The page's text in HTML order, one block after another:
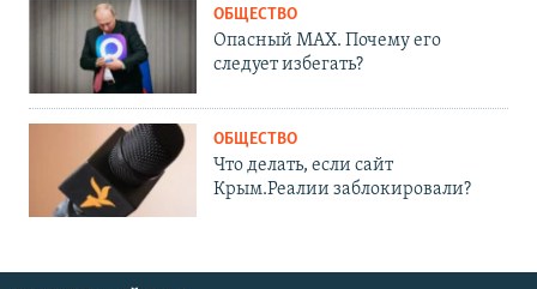
ОБЩЕСТВО
Опасный MAX. Почему его
следует избегать?
ОБЩЕСТВО
Что делать, если сайт
Крым.Реалии заблокировали?